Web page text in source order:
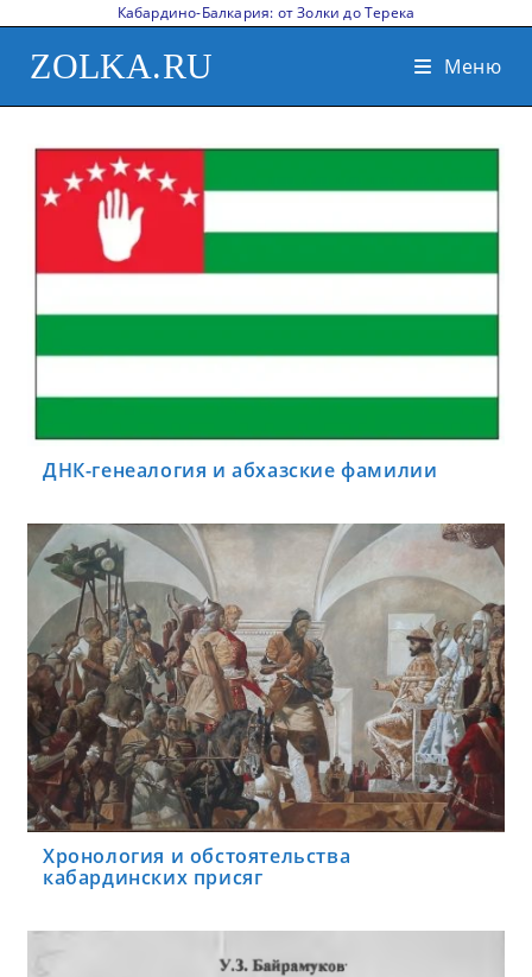
Кабардино-Балкария: от Золки до Терека
ZOLKA.RU Меню
ДНК-генеалогия и абхазские фамилии
Хронология и обстоятельства
кабардинских присяг